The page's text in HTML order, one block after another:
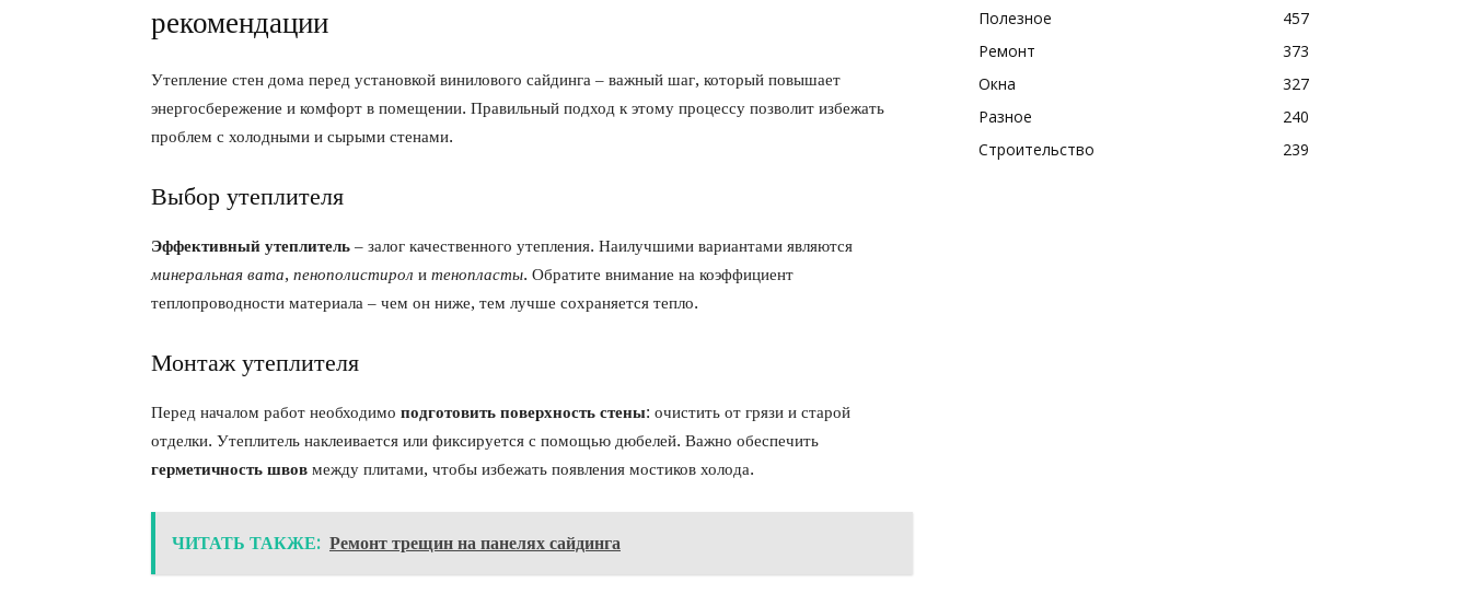
рекомендации
Утепление стен дома перед установкой винилового сайдинга – важный шаг, который повышает
энергосбережение и комфорт в помещении. Правильный подход к этому процессу позволит избежать
проблем с холодными и сырыми стенами.
Выбор утеплителя
Эффективный утеплитель – залог качественного утепления. Наилучшими вариантами являются
минеральная вата, пенополистирол и тенопласты. Обратите внимание на коэффициент
теплопроводности материала – чем он ниже, тем лучше сохраняется тепло.
Монтаж утеплителя
Перед началом работ необходимо подготовить поверхность стены: очистить от грязи и старой
отделки. Утеплитель наклеивается или фиксируется с помощью дюбелей. Важно обеспечить
герметичность швов между плитами, чтобы избежать появления мостиков холода.
ЧИТАТЬ ТАКЖЕ: Ремонт трещин на панелях сайдинга
Полезное
457
Ремонт
373
Окна
327
Разное
240
Строительство
239